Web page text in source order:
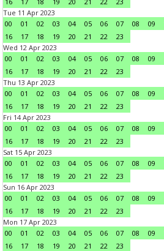
Tue 11 Apr 2023
00
01 02 03 04 05 06 07 08 09
16
17 18 19 20 21 22
23
Wed 12 Apr 2023
00
01 02 03 04 05 06 07 08 09
16
17 18 19 20 21 22
23
Thu 13 Apr 2023
00
01 02 03 04 05 06 07 08 09
16
17 18 19 20 21 22
23
Fri 14 Apr 2023
00
01 02 03 04 05 06 07 08 09
16
17 18 19 20 21 22
23
Sat 15 Apr 2023
00
01 02 03 04 05 06 07 08 09
16
17 18 19 20 21 22
23
Sun 16 Apr 2023
00
01 02 03 04 05 06 07 08 09
16
17 18 19 20 21 22
23
Mon 17 Apr 2023
00
01 02 03 04 05 06 07 08 09
16
17 18 19 20 21 22
23